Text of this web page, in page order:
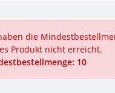
die
Produkt nicht erreicht.
10